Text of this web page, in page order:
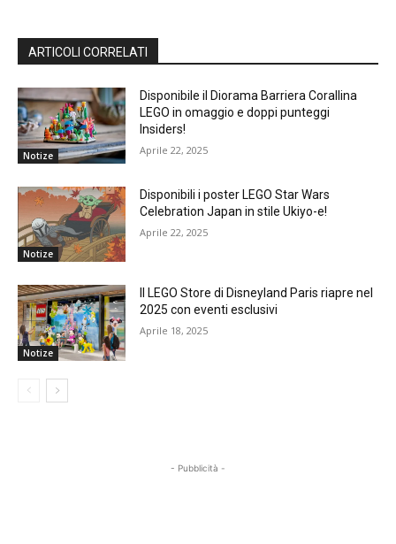
ARTICOLI CORRELATI
Notize
Disponibile il Diorama Barriera Corallina
LEGO in omaggio e doppi punteggi
Insiders!
Aprile 22, 2025
Notize
Disponibili i poster LEGO Star Wars
Celebration Japan in stile Ukiyo-e!
Aprile 22, 2025
Notize
Il LEGO Store di Disneyland Paris riapre nel
2025 con eventi esclusivi
Aprile 18, 2025
- Pubblicità -